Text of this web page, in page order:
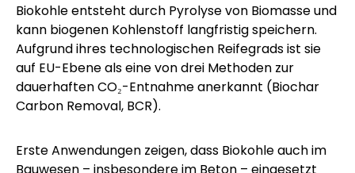
Biokohle entsteht durch Pyrolyse von Biomasse und
kann biogenen Kohlenstoff langfristig speichern.
Aufgrund ihres technologischen Reifegrads ist sie
auf EU-Ebene als eine von drei Methoden zur
dauerhaften CO₂-Entnahme anerkannt (Biochar
Carbon Removal, BCR).
Erste Anwendungen zeigen, dass Biokohle auch im